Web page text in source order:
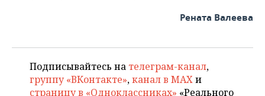
Рената Валеева
Подписывайтесь на телеграм-канал,
группу «ВКонтакте»,канал в MAXи
страницу в «Одноклассниках» «Реального